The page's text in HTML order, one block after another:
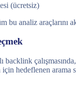
(ücretsiz)
bu analiz
backlink
hedeflenen arama